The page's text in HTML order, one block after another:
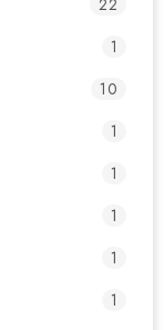
22
1
10
1
1
1
1
1